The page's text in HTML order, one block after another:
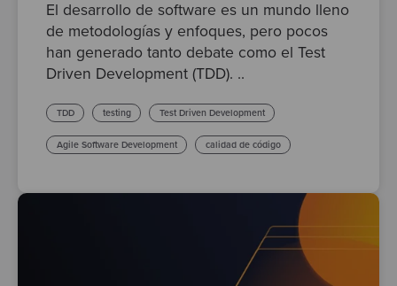
El desarrollo de software es un mundo lleno
de metodologías y enfoques, pero pocos
han generado tanto debate como el Test
Driven Development (TDD). ..
TDD testing Test Driven Development
Agile Software Development calidad de código